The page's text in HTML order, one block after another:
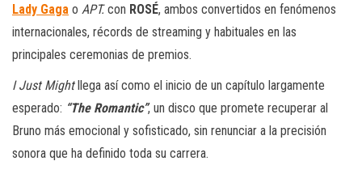
Lady Gaga o APT.con ROSÉ, ambos convertidos en fenómenos
internacionales, récords de streaming y habituales en las
principales ceremonias de premios.
I Just Mightllega así como el inicio de un capítulo largamente
esperado: “The Romantic”, un disco que promete recuperar al
Bruno más emocional y sofisticado, sin renunciar a la precisión
sonora que ha definido toda su carrera.